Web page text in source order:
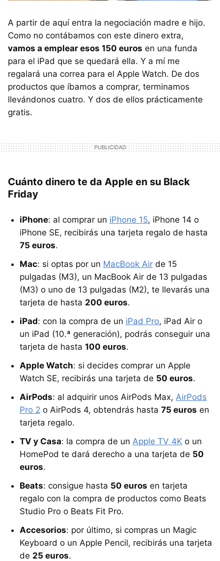
A partir de aquí entra la negociación madre e hijo.
Como no contábamos con este dinero extra,
vamos a emplear esos 150 euros en una funda
para el iPad que se quedará ella. Y a mí me
regalará una correa para el Apple Watch. De dos
productos que íbamos a comprar, terminamos
llevándonos cuatro. Y dos de ellos prácticamente
gratis.
Cuánto dinero te da Apple en su Black
Friday
iPhone: al comprar un iPhone 15, iPhone 14 o
iPhone SE, recibirás una tarjeta regalo de hasta
75 euros.
Mac: si optas por un MacBook Air de 15
pulgadas (M3), un MacBook Air de 13 pulgadas
(M3) o uno de 13 pulgadas (M2), te llevarás una
tarjeta de hasta 200 euros.
iPad: con la compra de un iPad Pro, iPad Air o
un iPad (10.ª generación), podrás conseguir una
tarjeta de hasta 100 euros.
Apple Watch: si decides comprar un Apple
Watch SE, recibirás una tarjeta de 50 euros.
AirPods: al adquirir unos AirPods Max, AirPods
Pro 2 o AirPods 4, obtendrás hasta 75 euros en
tarjeta regalo.
TV y Casa: la compra de un Apple TV 4K o un
HomePod te dará derecho a una tarjeta de 50
euros.
Beats: consigue hasta 50 euros en tarjeta
regalo con la compra de productos como Beats
Studio Pro o Beats Fit Pro.
Accesorios: por último, si compras un Magic
Keyboard o un Apple Pencil, recibirás una tarjeta
de 25 euros.